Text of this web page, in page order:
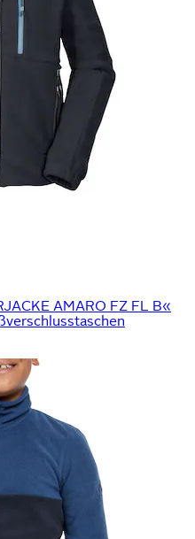
AMARO FZ FL B«